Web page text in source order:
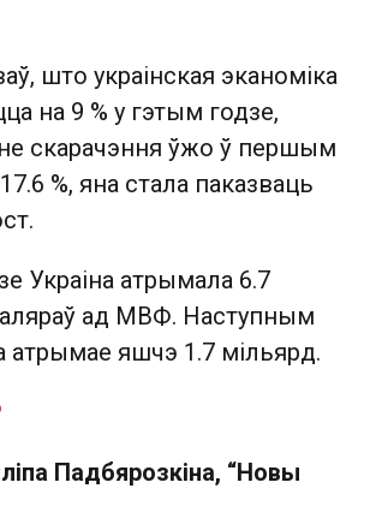
што украінская эканоміка
на 9 % у гэтым годзе,
скарачэння ўжо ў першым
%, яна стала паказваць
Украіна атрымала 6.7
ад МВФ. Наступным
атрымае яшчэ 1.7 мільярд.
Падбярозкіна, “Новы